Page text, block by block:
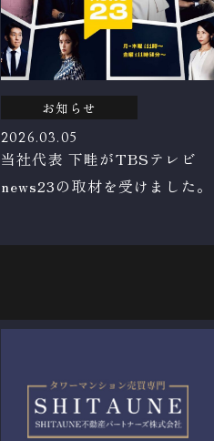
お知らせ
2026.03.05
当社代表 下畦がTBSテレビ
news23の取材を受けました。